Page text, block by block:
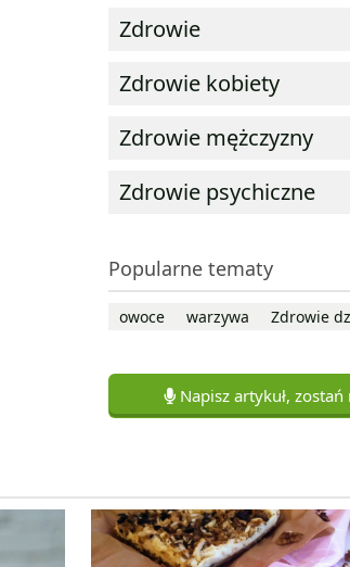
Zdrowie
Zdrowie kobiety
Zdrowie mężczyzny
Zdrowie psychiczne
Popularne tematy
owoce warzywa Zdrowie
Napisz artykuł,